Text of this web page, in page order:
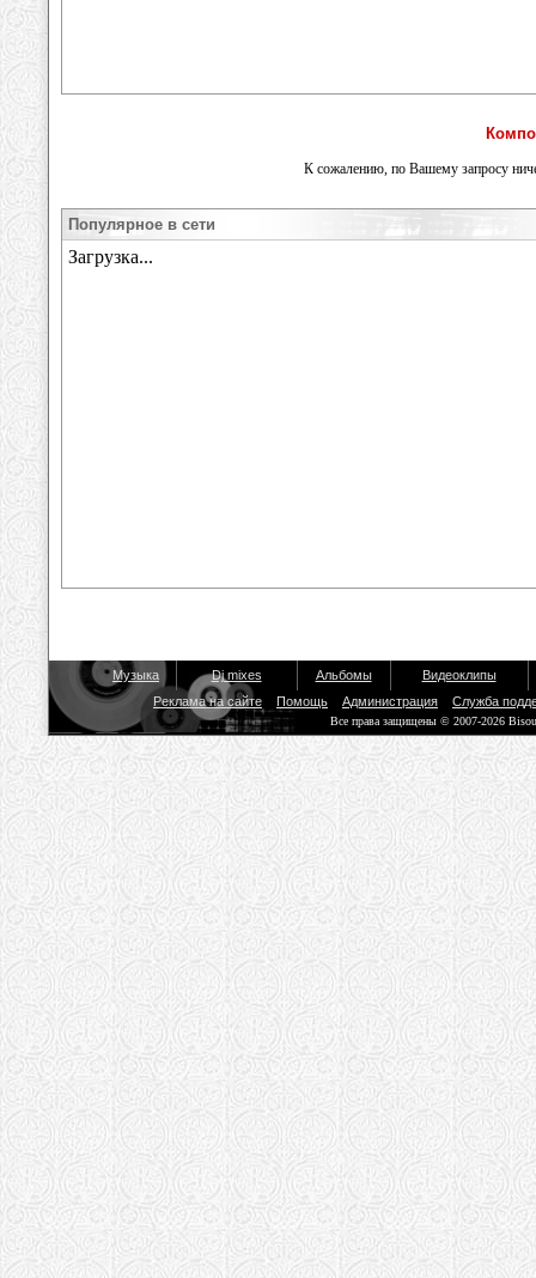
К сожалению, по Вашему запросу
Популярное в сети
Музыка Dj mixes Альбомы
Видеоклипы
Реклама на сайте
Помощь Администрация Служба
Все права защищены © 2007-2026